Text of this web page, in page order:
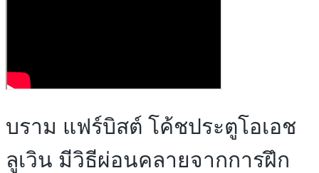
บราม แฟร์บิสต์ โค้ชประตูโอเอช
ลูเวิน มีวิธีผ่อนคลายจากการฝึก